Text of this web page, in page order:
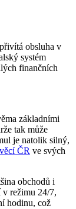
obsluha v
systém
finančních
základními
tak může
je natolik silný,
ČR ve svých
obchodů i
v režimu 24/7,
hodinu, což